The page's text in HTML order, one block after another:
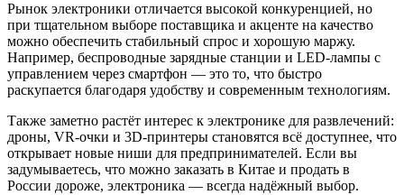
Рынок электроники отличается высокой конкуренцией, но
при тщательном выборе поставщика и акценте на качество
можно обеспечить стабильный спрос и хорошую маржу.
Например, беспроводные зарядные станции и LED-лампы с
управлением через смартфон — это то, что быстро
раскупается благодаря удобству и современным технологиям.
Также заметно растёт интерес к электронике для развлечений:
дроны, VR-очки и 3D-принтеры становятся всё доступнее, что
открывает новые ниши для предпринимателей. Если вы
задумываетесь, что можно заказать в Китае и продать в
России дороже, электроника — всегда надёжный выбор.